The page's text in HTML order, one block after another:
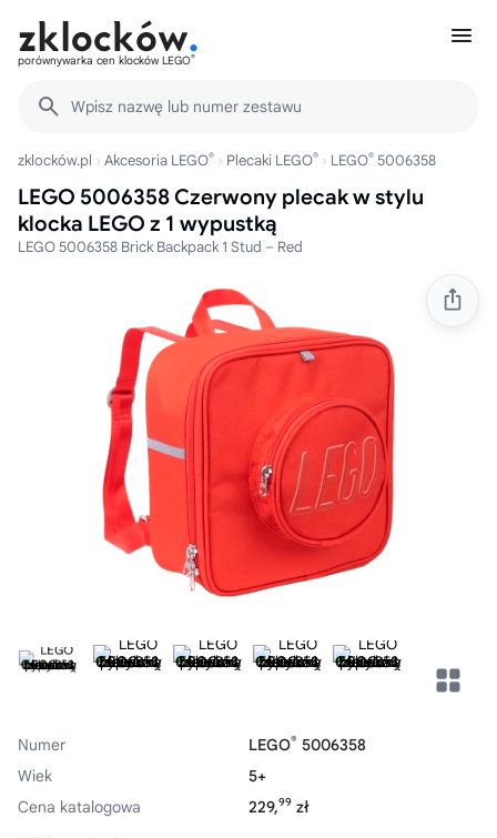
porównywarka cen klocków LEGO®
Wpisz nazwę lub numer zestawu
zklocków.pl Akcesoria LEGO® Plecaki LEGO® LEGO® 5006358
LEGO 5006358 Czerwony plecak w stylu
klocka LEGO z 1 wypustką
LEGO 5006358 Brick Backpack 1 Stud – Red
Numer LEGO® 5006358
Wiek
5+
Cena katalogowa
229,99 zł